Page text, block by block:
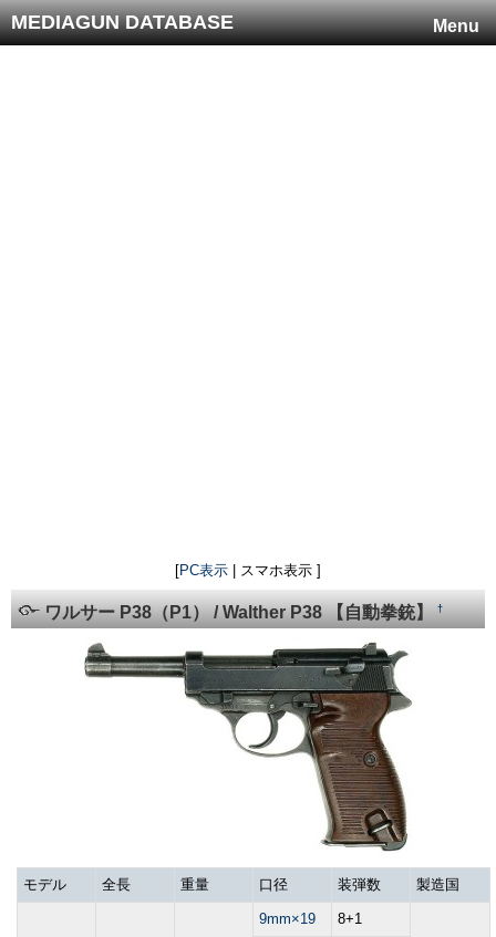
Menu
MEDIAGUN DATABASE
[PC表示 | スマホ表示 ]
ワルサー P38（P1） / Walther P38 【自動拳銃】†
モデル 全長 重量 口径 装弾数 製造国
9mm×19 8+1